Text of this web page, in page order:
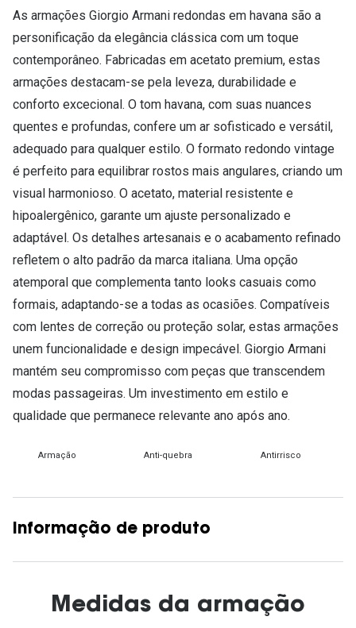
As armações Giorgio Armani redondas em havana são a
personificação da elegância clássica com um toque
contemporâneo. Fabricadas em acetato premium, estas
armações destacam-se pela leveza, durabilidade e
conforto excecional. O tom havana, com suas nuances
quentes e profundas, confere um ar sofisticado e versátil,
adequado para qualquer estilo. O formato redondo vintage
é perfeito para equilibrar rostos mais angulares, criando um
visual harmonioso. O acetato, material resistente e
hipoalergênico, garante um ajuste personalizado e
adaptável. Os detalhes artesanais e o acabamento refinado
refletem o alto padrão da marca italiana. Uma opção
atemporal que complementa tanto looks casuais como
formais, adaptando-se a todas as ocasiões. Compatíveis
com lentes de correção ou proteção solar, estas armações
unem funcionalidade e design impecável. Giorgio Armani
mantém seu compromisso com peças que transcendem
modas passageiras. Um investimento em estilo e
qualidade que permanece relevante ano após ano.
Armação Anti-quebra Antirrisco
Informação de produto
Medidas da armação